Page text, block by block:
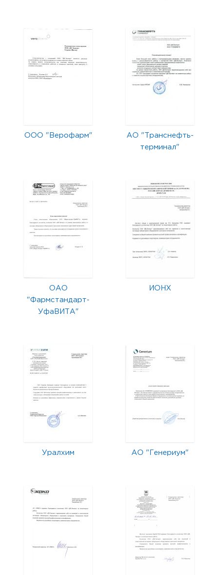
ООО "Верофарм"
АО "Транснефть-
терминал"
ОАО
"Фармстандарт-
УфаВИТА"
ИОНХ
Уралхим АО "Генериум"